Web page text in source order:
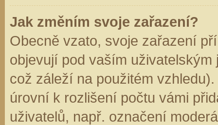
Jak změním svoje zařazení?
Obecně vzato, svoje zařazení
objevují pod vaším
což záleží na použitém
úrovní k rozlišení počtu vámi
uživatelů, např. označení